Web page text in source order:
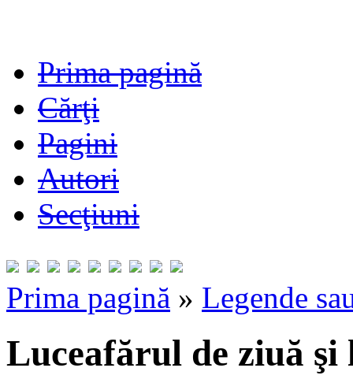
Prima pagină
Cărţi
Pagini
Autori
Secţiuni
Prima pagină » Legende
Luceafărul de ziuă şi